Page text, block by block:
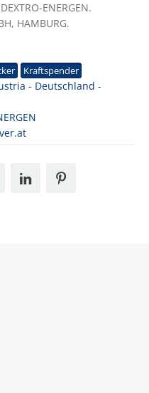
ENERGEN.
HAMBURG.
Kraftspender
- Deutschland -